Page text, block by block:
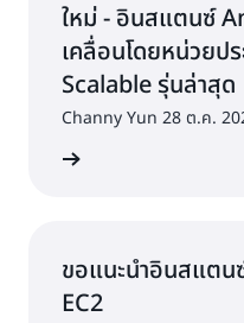
ใหม่ - อินสแตนซ์
เคลื่อนโดยหน่วยป
Scalable รุ่นล่าสุด
Channy Yun 28 ต.ค.
ขอแนะนำอินสแต
EC2